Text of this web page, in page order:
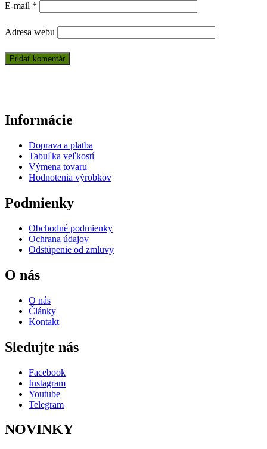
E-mail *
Adresa webu
Informácie
Doprava a platba
Tabuľka veľkostí
Výmena tovaru
Hodnotenia výrobkov
Podmienky
Obchodné podmienky
Ochrana údajov
Odstúpenie od zmluvy
O nás
O nás
Články
Kontakt
Sledujte nás
Facebook
Instagram
Youtube
Telegram
NOVINKY